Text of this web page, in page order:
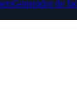
Generador de